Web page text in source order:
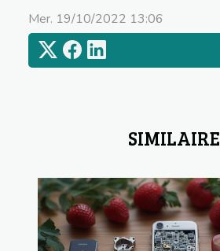
SIMILAIRE
Mer. 19/10/2022 13:06